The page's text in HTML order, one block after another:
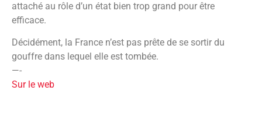
attaché au rôle d’un état bien trop grand pour être
efficace.
Décidément, la France n’est pas prête de se sortir du
gouffre dans lequel elle est tombée.
—-
Sur le web